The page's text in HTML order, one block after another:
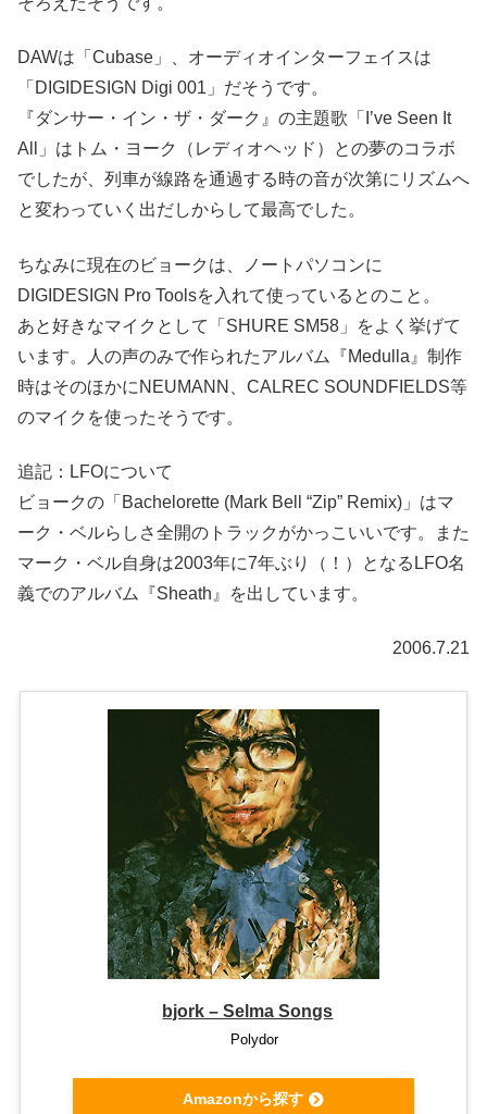
DAWは「Cubase」、オーディオインターフェイスは
「DIGIDESIGN Digi 001」だそうです。
『ダンサー・イン・ザ・ダーク』の主題歌「I’ve Seen It
All」はトム・ヨーク（レディオヘッド）との夢のコラボ
でしたが、列車が線路を通過する時の音が次第にリズムへ
と変わっていく出だしからして最高でした。
ちなみに現在のビョークは、ノートパソコンに
DIGIDESIGN Pro Toolsを入れて使っているとのこと。
あと好きなマイクとして「SHURE SM58」をよく挙げて
います。人の声のみで作られたアルバム『Medulla』制作
時はそのほかにNEUMANN、CALREC SOUNDFIELDS等
のマイクを使ったそうです。
追記：LFOについて
ビョークの「Bachelorette (Mark Bell “Zip” Remix)」はマ
ーク・ベルらしさ全開のトラックがかっこいいです。また
マーク・ベル自身は2003年に7年ぶり（！）となるLFO名
義でのアルバム『Sheath』を出しています。
2006.7.21
bjork – Selma Songs
Polydor
Amazonから探す